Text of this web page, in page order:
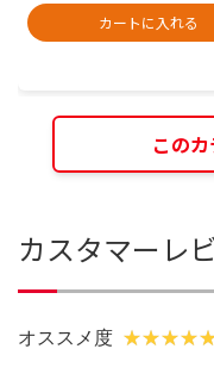
カートに入れる
この
カスタマーレ
オススメ度